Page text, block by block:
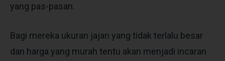
yang pas-pasan.
Bagi mereka ukuran jajan yang tidak terlalu besar
dan harga yang murah tentu akan menjadi incaran